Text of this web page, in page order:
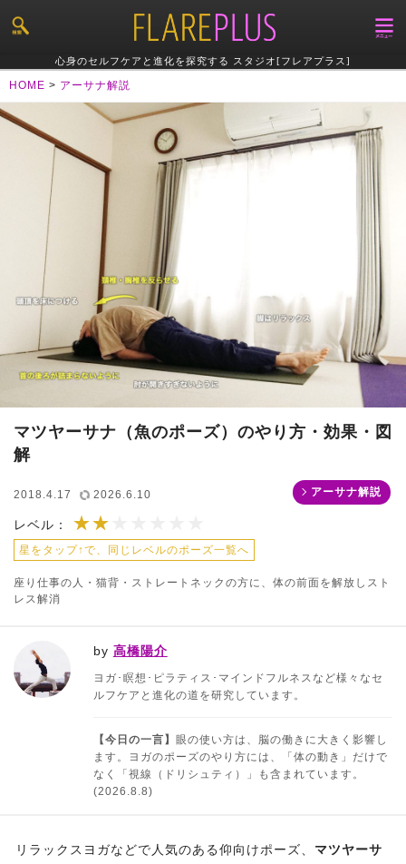
心身のセルフケアと進化を探究する スタジオ[フレアプラス]
HOME > アーサナ解説
マツヤーサナ（魚のポーズ）のやり方・効果・図
解
2018.4.17 2026.6.10 アーサナ解説
レベル： ★★
★★★★★★★
星をタップ↑で、同じレベルのポーズ一覧へ
座り仕事の人・猫背・ストレートネックの方に、体の前面を解放しスト
レス解消
by 高橋陽介
ヨガ･瞑想･ピラティス･マインドフルネスなど様々なセ
ルフケアと進化の道を研究しています。
【今日の一言】 眼の使い方は、脳の働きに大きく影響し
ます。ヨガのポーズのやり方には、「体の動き」だけで
なく「視線（ドリシュティ）」も含まれています。
(2026.8.8)
リラックスヨガなどで人気のある仰向けポーズ、 マツヤーサ